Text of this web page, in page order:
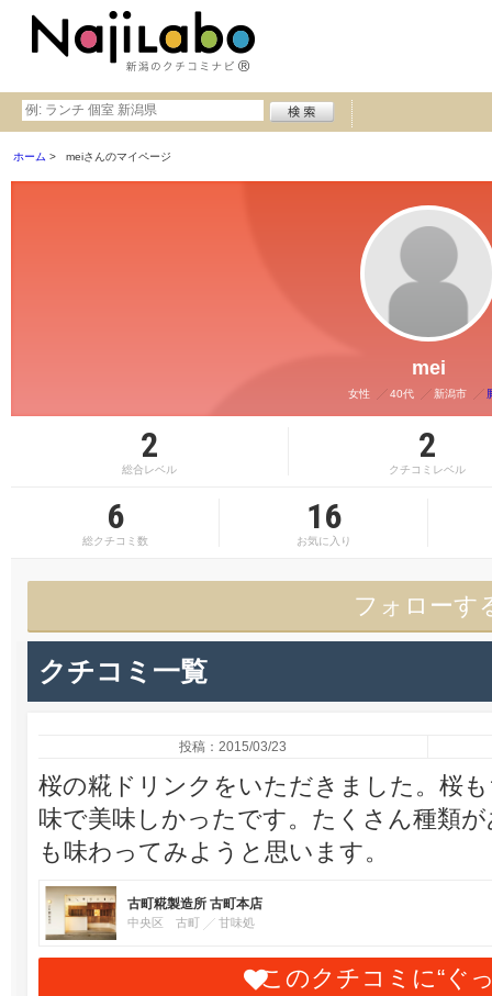
ホーム meiさんのマイページ
mei
女性 40代 新潟市
2
総合レベル
2
クチコミレベル
6
総クチコミ数
16
お気に入り
フォローす
クチコミ一覧
投稿：2015/03/23
桜の糀ドリンクをいただきました。桜
味で美味しかったです。たくさん種類
も味わってみようと思います。
古町糀製造所 古町本店
中央区 古町 甘味処
このクチコミに“ぐ